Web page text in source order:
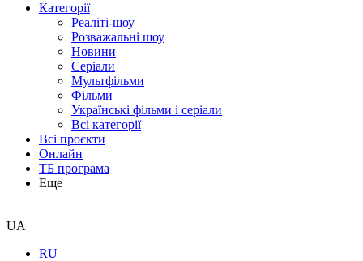
Категорії
Реаліті-шоу
Розважальні шоу
Новини
Серіали
Мультфільми
Фільми
Українські фільми і серіали
Всі категорії
Всі проєкти
Онлайн
ТБ програма
Еще
UA
RU